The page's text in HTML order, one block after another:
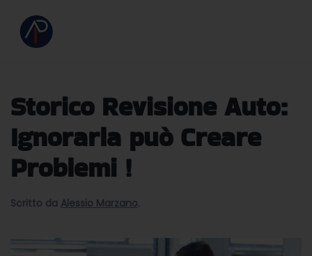
Storico Revisione Auto:
Ignorarla può Creare
Problemi !
Scritto da Alessio Marzano.